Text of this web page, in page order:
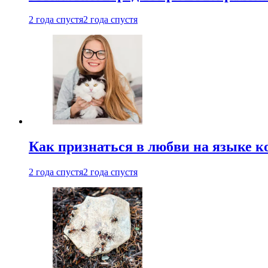
2 года спустя2 года спустя
Как признаться в любви на языке
2 года спустя2 года спустя